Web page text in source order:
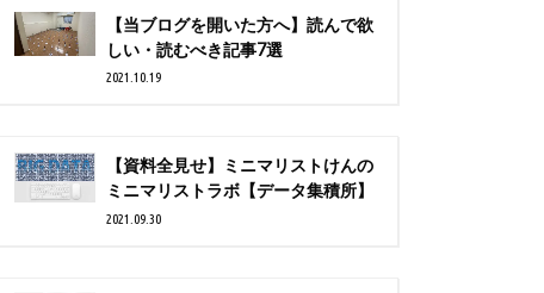
【当ブログを開いた方へ】読んで欲
しい・読むべき記事7選
2021.10.19
【資料全見せ】ミニマリストけんの
ミニマリストラボ【データ集積所】
2021.09.30